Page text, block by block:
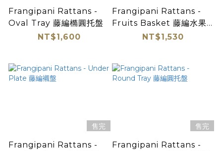
Frangipani Rattans -
Oval Tray 藤編橢圓托盤
NT$1,600
Frangipani Rattans -
Fruits Basket 藤編水果
NT$1,530
售完
Frangipani Rattans -
售完
Frangipani Rattans -